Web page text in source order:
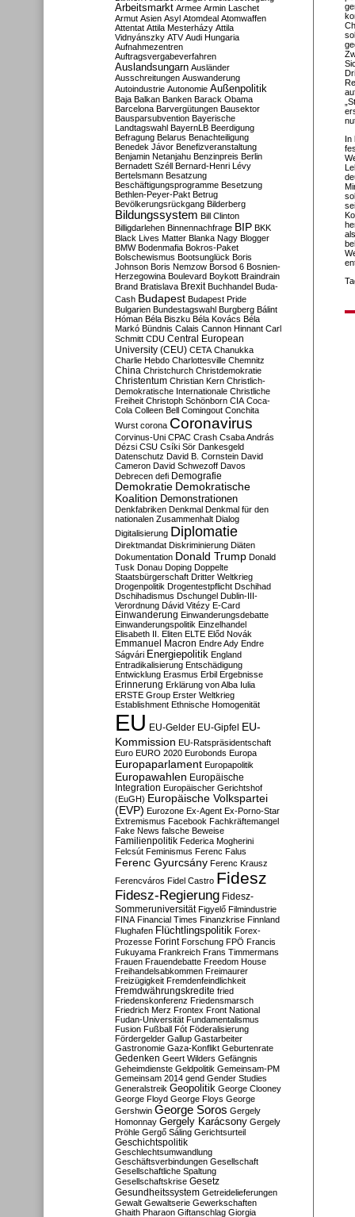
In
Arbeitsmarkt Armee Armin Laschet
Armut Asien Asyl Atomdeal Atomwaffen
Attentat Attila Mesterházy Attila
Vidnyánszky ATV Audi Hungaria
Aufnahmezentren
Auftragsvergabeverfahren
Auslandsungarn Ausländer
Ausschreitungen Auswanderung
Autoindustrie Autonomie Außenpolitik
Baja Balkan Banken Barack Obama
Barcelona Barvergütungen Bausektor
Bausparsubvention Bayerische
Landtagswahl BayernLB Beerdigung
Befragung Belarus Benachteiligung
Benedek Jávor Benefizveranstaltung
Benjamin Netanjahu Benzinpreis Berlin
Bernadett Széll Bernard-Henri Lévy
Bertelsmann Besatzung
Beschäftigungsprogramme Besetzung
Bethlen-Peyer-Pakt Betrug
Bevölkerungsrückgang Bilderberg
Bildungssystem Bill Clinton
Billigdarlehen Binnennachfrage BIP BKK
Black Lives Matter Blanka Nagy Blogger
BMW Bodenmafia Bokros-Paket
Bolschewismus Bootsunglück Boris
Johnson Boris Nemzow Borsod 6 Bosnien-
Herzegowina Boulevard Boykott Braindrain
Brand Bratislava Brexit Buchhandel Buda-
Cash Budapest Budapest Pride
Bulgarien Bundestagswahl Burgberg Bálint
Hóman Béla Biszku Béla Kovács Béla
Markó Bündnis Calais Cannon Hinnant Carl
Schmitt CDU Central European
University (CEU) CETA Chanukka
Charlie Hebdo Charlottesville Chemnitz
China Christchurch Christdemokratie
Christentum Christian Kern Christlich-
Demokratische Internationale Christliche
Freiheit Christoph Schönborn CIA Coca-
Cola Colleen Bell Comingout Conchita
Wurst corona Coronavirus
Corvinus-Uni CPAC Crash Csaba András
Dézsi CSU Csíki Sör Dankesgeld
Datenschutz David B. Cornstein David
Cameron David Schwezoff Davos
Debrecen defi Demografie
Demokratie Demokratische
Koalition Demonstrationen
Denkfabriken Denkmal Denkmal für den
nationalen Zusammenhalt Dialog
Digitalisierung Diplomatie
Direktmandat Diskriminierung Diäten
Dokumentation Donald Trump Donald
Tusk Donau Doping Doppelte
Staatsbürgerschaft Dritter Weltkrieg
Drogenpolitik Drogentestpflicht Dschihad
Dschihadismus Dschungel Dublin-III-
Verordnung Dávid Vitézy E-Card
Einwanderung Einwanderungsdebatte
Einwanderungspolitik Einzelhandel
Elisabeth II. Eliten ELTE Előd Novák
Emmanuel Macron Endre Ady Endre
Ságvári Energiepolitik England
Entradikalisierung Entschädigung
Entwicklung Erasmus Erbil Ergebnisse
Erinnerung Erklärung von Alba Iulia
ERSTE Group Erster Weltkrieg
Establishment Ethnische Homogenität
EU EU-Gelder EU-Gipfel EU-
Kommission EU-Ratspräsidentschaft
Euro EURO 2020 Eurobonds Europa
Europaparlament Europapolitik
Europawahlen Europäische
Integration Europäischer Gerichtshof
(EuGH) Europäische Volkspartei
(EVP) Eurozone Ex-Agent Ex-Porno-Star
Extremismus Facebook Fachkräftemangel
Fake News falsche Beweise
Familienpolitik Federica Mogherini
Felcsút Feminismus Ferenc Falus
Ferenc Gyurcsány Ferenc Krausz
Ferencváros Fidel Castro Fidesz
Fidesz-Regierung Fidesz-
Sommeruniversität Figyelő Filmindustrie
FINA Financial Times Finanzkrise Finnland
Flughafen Flüchtlingspolitik Forex-
Prozesse Forint Forschung FPÖ Francis
Fukuyama Frankreich Frans Timmermans
Frauen Frauendebatte Freedom House
Freihandelsabkommen Freimaurer
Freizügigkeit Fremdenfeindlichkeit
Fremdwährungskredite fried
Friedenskonferenz Friedensmarsch
Friedrich Merz Frontex Front National
Fudan-Universität Fundamentalismus
Fusion Fußball Fót Föderalisierung
Fördergelder Gallup Gastarbeiter
Gastronomie Gaza-Konflikt Geburtenrate
Gedenken Geert Wilders Gefängnis
Geheimdienste Geldpolitik Gemeinsam-PM
Gemeinsam 2014 gend Gender Studies
Generalstreik Geopolitik George Clooney
George Floyd George Floys George
Gershwin George Soros Gergely
Homonnay Gergely Karácsony Gergely
Pröhle Gergő Sáling Gerichtsurteil
Geschichtspolitik
Geschlechtsumwandlung
Geschäftsverbindungen Gesellschaft
Gesellschaftliche Spaltung
Gesellschaftskrise Gesetz
Gesundheitssystem Getreidelieferungen
Gewalt Gewaltserie Gewerkschaften
Ghaith Pharaon Giftanschlag Giorgia